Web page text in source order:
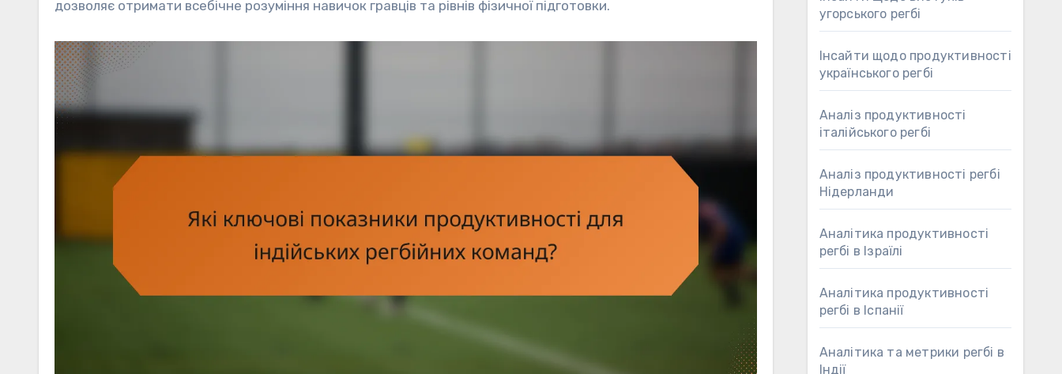
дозволяє отримати всебічне розуміння навичок гравців та рівнів фізичної підготовки.
угорського регбі
Інсайти щодо продуктивності
українського регбі
Аналіз продуктивності
італійського регбі
Аналіз продуктивності регбі
Нідерланди
Аналітика продуктивності
регбі в Ізраїлі
Аналітика продуктивності
регбі в Іспанії
Аналітика та метрики регбі в
Індії